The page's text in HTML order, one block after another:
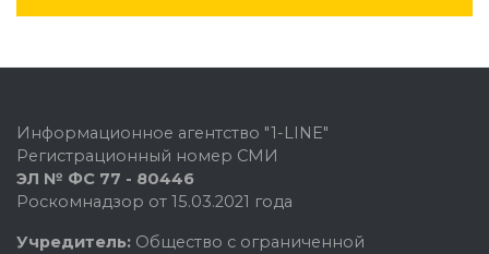
Информационное агентство "1-LINE"
Регистрационный номер СМИ
ЭЛ № ФС 77 - 80446
Роскомнадзор от 15.03.2021 года
Учредитель: Общество с ограниченной